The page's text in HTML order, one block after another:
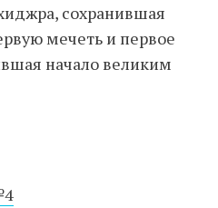
сохранившая
мечеть и первое
начало великим